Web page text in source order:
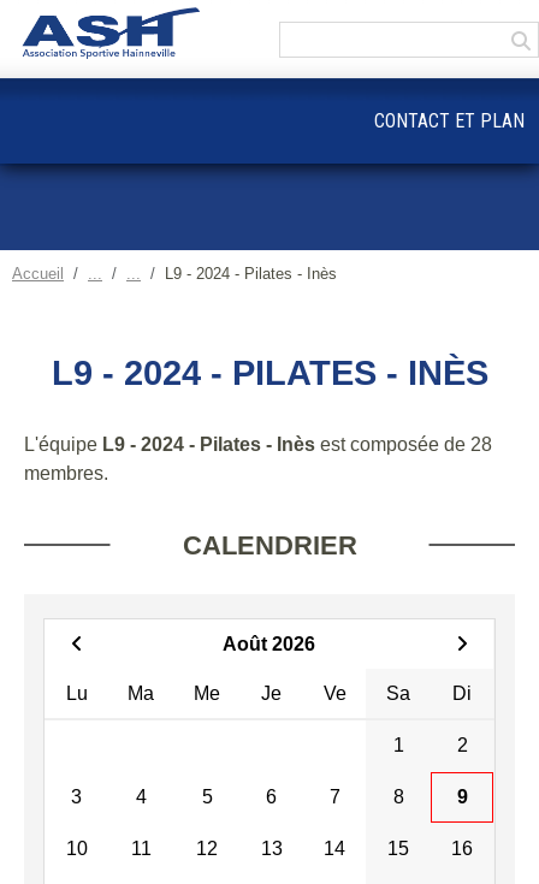
Accueil L9 - 2024 - Pilates - Inès
L9 - 2024 - PILATES - INÈS
L'équipe L9 - 2024 - Pilates - Inès est composée de 28
membres.
CALENDRIER
Août 2026
Lu Ma Me Je Ve Sa Di
1 2
3 4 5 6 7 8 9
10 11 12 13 14 15 16
CONTACT ET PLAN
Panneau de gestion des cookies